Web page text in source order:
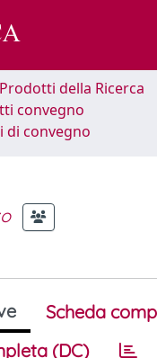
della Ricerca
convegno
di convegno
Scheda
(DC)